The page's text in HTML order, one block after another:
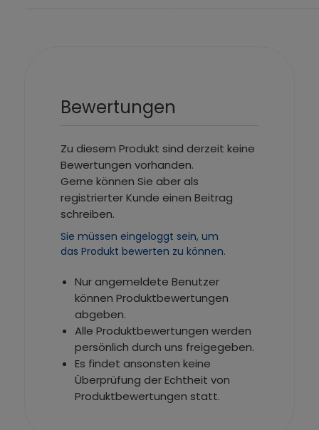
Bewertungen
Zu diesem Produkt sind derzeit keine
Bewertungen vorhanden.
Gerne können Sie aber als
registrierter Kunde einen Beitrag
schreiben.
Sie müssen eingeloggt sein, um
das Produkt bewerten zu können.
Nur angemeldete Benutzer
können Produktbewertungen
abgeben.
Alle Produktbewertungen werden
persönlich durch uns freigegeben.
Es findet ansonsten keine
Überprüfung der Echtheit von
Produktbewertungen statt.